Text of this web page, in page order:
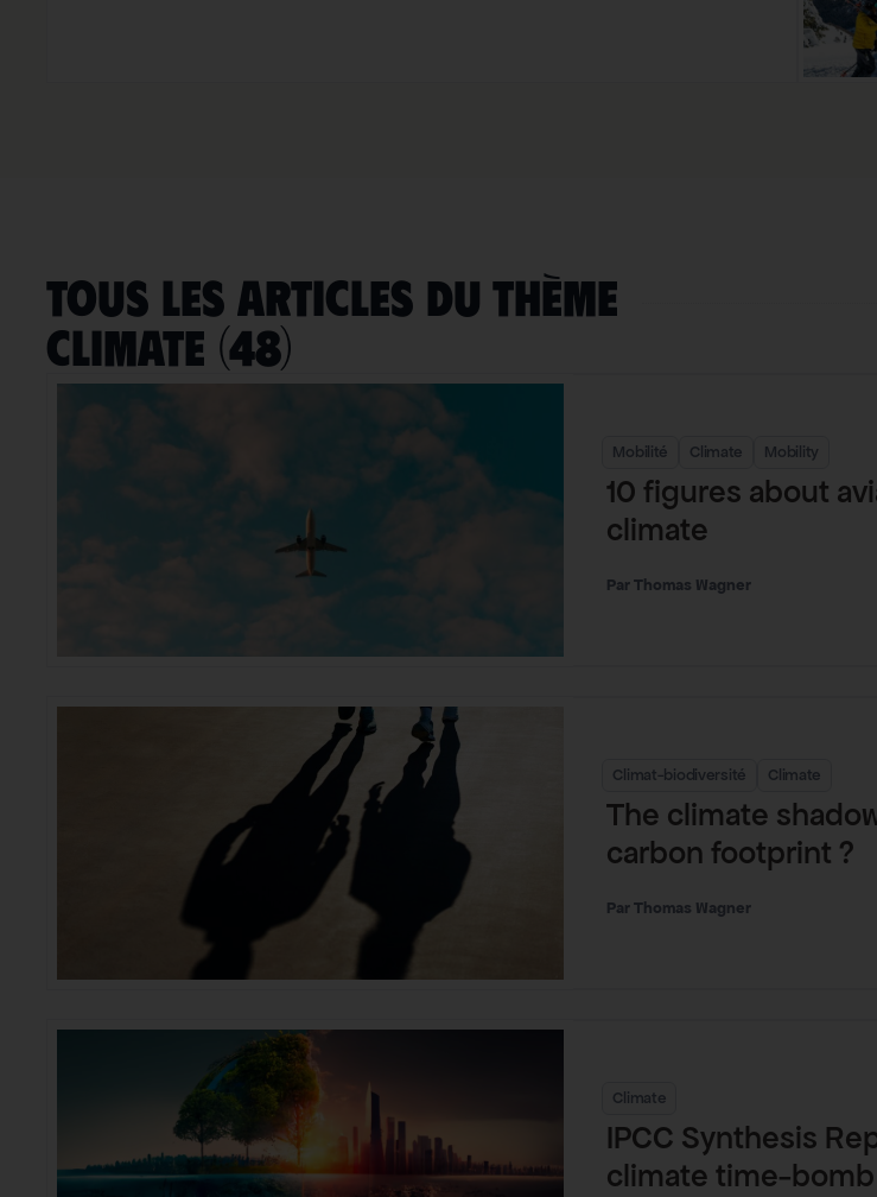
TOUS LES ARTICLES DU THÈME
Climate (48)
Mobilité Climate Mobility
10 figures about
climate
Thomas Wagner
Climat-biodiversité Climate
The climate
carbon footprint ?
Thomas Wagner
Climate
IPCC Synthesis
climate time-